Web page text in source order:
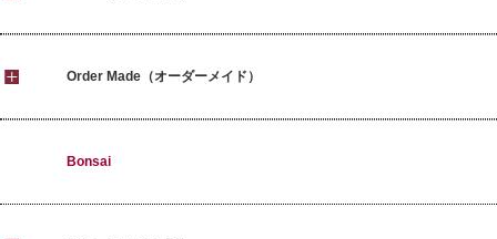
Order Made（オーダーメイド）
Bonsai